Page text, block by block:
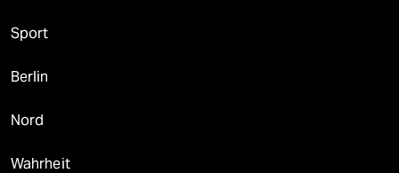
Sport
Berlin
Nord
Wahrheit